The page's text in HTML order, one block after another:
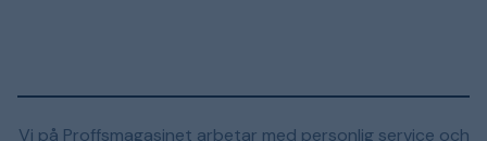
Vi på Proffsmagasinet arbetar med personlig service och